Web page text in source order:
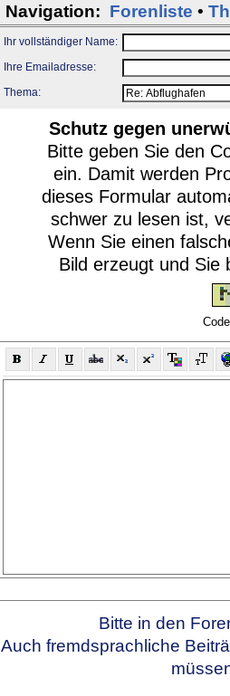
Navigation: Forenliste •
Ihr vollständiger Name:
Ihre Emailadresse:
Thema:
Schutz gegen
Bitte geben Sie den
ein. Damit werden
dieses Formular
schwer zu lesen ist,
Wenn Sie einen
Bild erzeugt und Sie
Bitte in den
Auch fremdsprachliche